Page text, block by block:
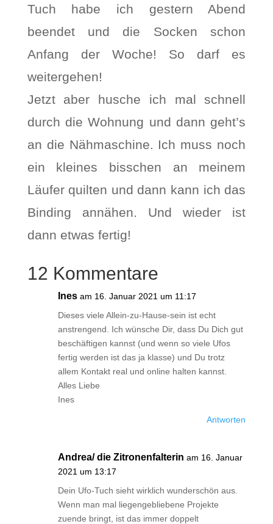
Tuch habe ich gestern Abend
beendet und die Socken schon
Anfang der Woche! So darf es
weitergehen!
Jetzt aber husche ich mal schnell
durch die Wohnung und dann geht’s
an die Nähmaschine. Ich muss noch
ein kleines bisschen an meinem
Läufer quilten und dann kann ich das
Binding annähen. Und wieder ist
dann etwas fertig!
12 Kommentare
Ines am 16. Januar 2021 um 11:17
Dieses viele Allein-zu-Hause-sein ist echt
anstrengend. Ich wünsche Dir, dass Du Dich gut
beschäftigen kannst (und wenn so viele Ufos
fertig werden ist das ja klasse) und Du trotz
allem Kontakt real und online halten kannst.
Alles Liebe
Ines
Antworten
Andrea/ die Zitronenfalterin am 16. Januar
2021 um 13:17
Dein Ufo-Tuch sieht wirklich wunderschön aus.
Wenn man mal liegengebliebene Projekte
zuende bringt, ist das immer doppelt